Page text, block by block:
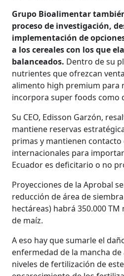
Grupo Bioalimentar
proceso de investigación,
implementación de
a los cereales con los que
balanceados. Dentro de su
nutrientes que ofrezcan
alimento high premium para
incorpora super foods como
Su CEO, Edisson Garzón,
mantiene reservas
primas y mantienen
internacionales para
Ecuador es deficitario o no
Proyecciones de la Aprobal
reducción de área de
hectáreas) habrá 350.000
de maíz.
A eso hay que sumarle el
enfermedad de la mancha
niveles de fertilización de